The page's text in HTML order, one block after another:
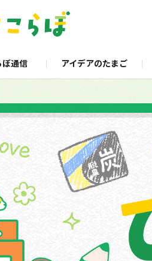
ぼ通信 アイデアのたまご
サイト